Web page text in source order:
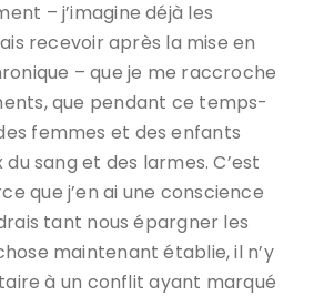
– j’imagine déjà les
recevoir après la mise en
– que je me raccroche
que pendant ce temps-
femmes et des enfants
sang et des larmes. C’est
que j’en ai une conscience
tant nous épargner les
maintenant établie, il n’y
à un conflit ayant marqué